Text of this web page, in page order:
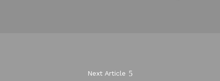
Next Article